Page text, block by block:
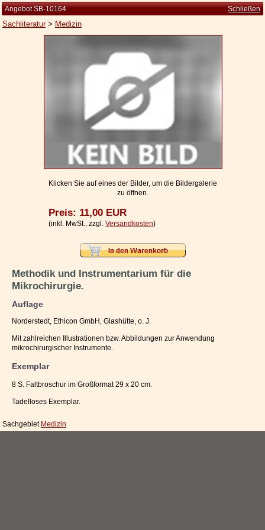
Widerrufsbelehrung
Datenschutzerklärung
Impressum / Kontakt
Vertrag widerrufen
Ihr Warenkorb
Angebot SB-10164 Schließen
Sachliteratur> Medizin
Klicken Sie auf eines der Bilder, um die Bildergalerie
zu öffnen.
Preis: 11,00 EUR
(inkl. MwSt., zzgl. Versandkosten)
Methodik und Instrumentarium für die
Mikrochirurgie.
Auflage
Norderstedt, Ethicon GmbH, Glashütte, o. J.
Mit zahlreichen Illustrationen bzw. Abbildungen zur Anwendung
mikrochirurgischer Instrumente.
Exemplar
8 S. Faltbroschur im Großformat 29 x 20 cm.
Tadelloses Exemplar.
Sachgebiet Medizin